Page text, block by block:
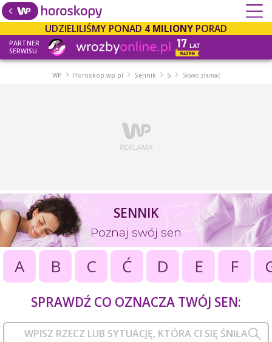
UDZIELILIŚMY PONAD 4 MILIONY PORAD
PARTNER
SERWISU
WP Horoskop.wp.pl Sennik S Słowo złamać
SENNIK
Poznaj swój sen
A B C Ć D E F
SPRAWDŹ CO OZNACZA TWÓJ SEN: